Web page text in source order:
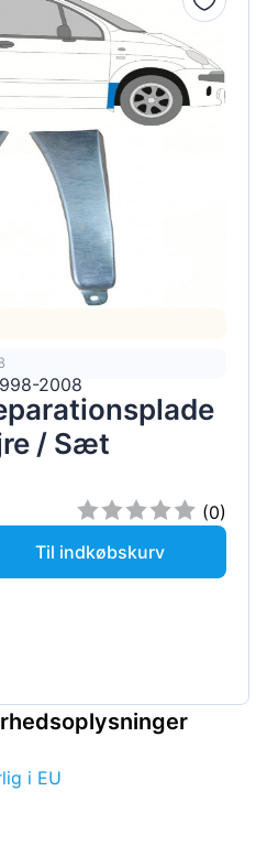
2008
/ Sæt
(0)
Til indkøbskurv
i EU